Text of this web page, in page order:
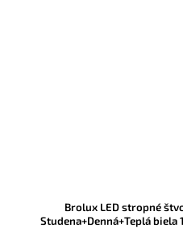
Brolux LED stropné
Studena+Denná+Teplá biela